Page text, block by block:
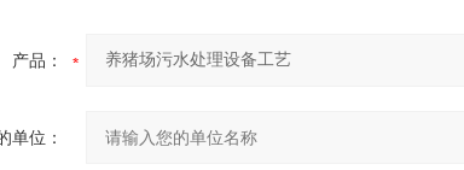
产品：
单位：